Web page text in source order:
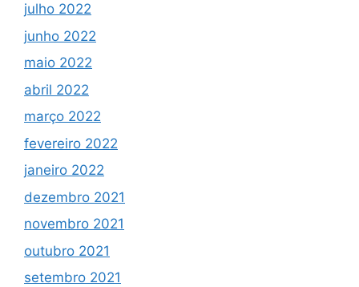
julho 2022
junho 2022
maio 2022
abril 2022
março 2022
fevereiro 2022
janeiro 2022
dezembro 2021
novembro 2021
outubro 2021
setembro 2021